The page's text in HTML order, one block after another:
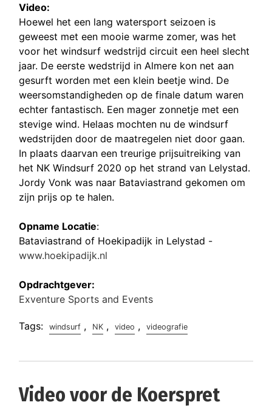
Video:
Hoewel het een lang watersport seizoen is
geweest met een mooie warme zomer, was het
voor het windsurf wedstrijd circuit een heel slecht
jaar. De eerste wedstrijd in Almere kon net aan
gesurft worden met een klein beetje wind. De
weersomstandigheden op de finale datum waren
echter fantastisch. Een mager zonnetje met een
stevige wind. Helaas mochten nu de windsurf
wedstrijden door de maatregelen niet door gaan.
In plaats daarvan een treurige prijsuitreiking van
het NK Windsurf 2020 op het strand van Lelystad.
Jordy Vonk was naar Bataviastrand gekomen om
zijn prijs op te halen.
Opname Locatie:
Bataviastrand of Hoekipadijk in Lelystad -
www.hoekipadijk.nl
Opdrachtgever:
Exventure Sports and Events
Tags: windsurf , NK , video , videografie
Video voor de Koerspret